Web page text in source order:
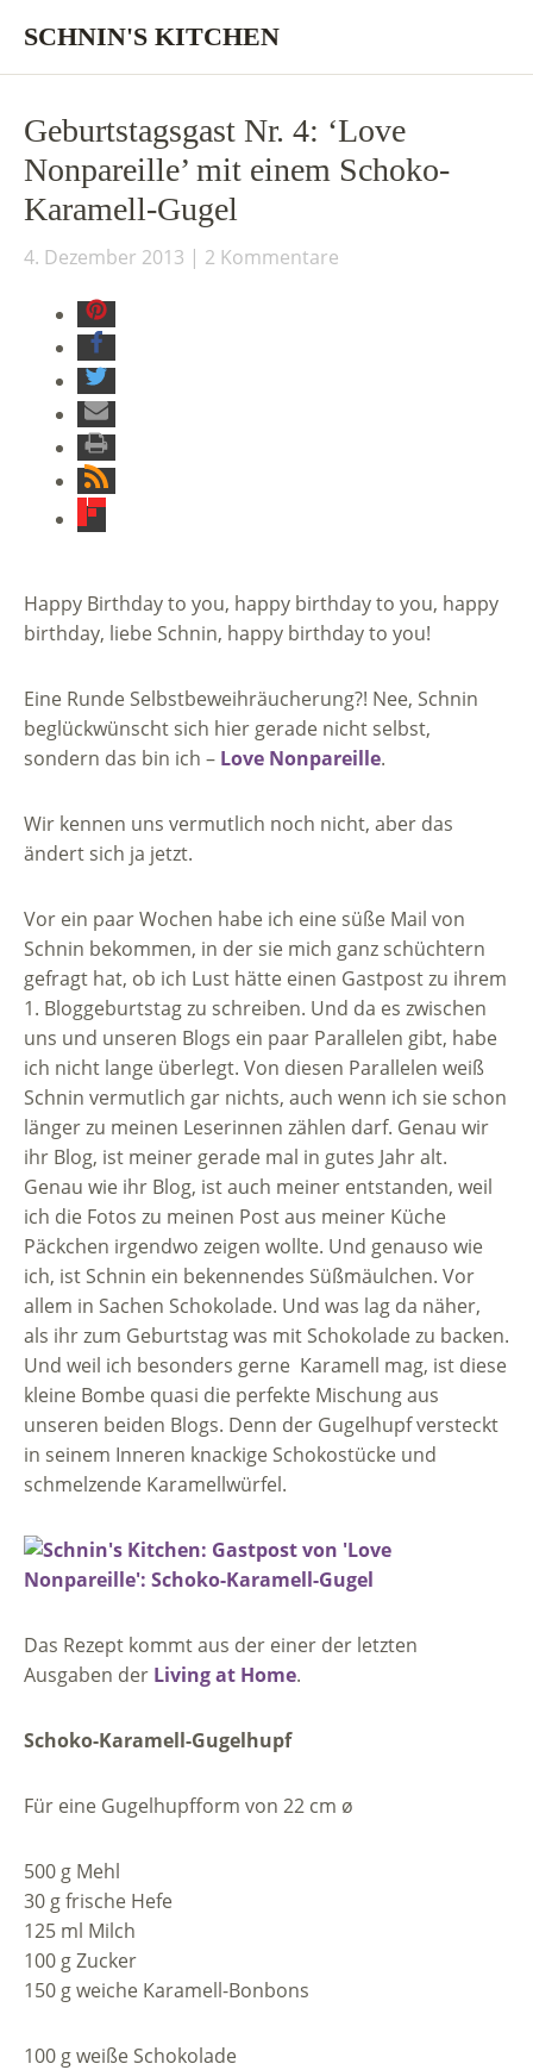
SCHNIN'S KITCHEN
Geburtstagsgast Nr. 4: ‘Love
Nonpareille’ mit einem Schoko-
Karamell-Gugel
4. Dezember 2013 2 Kommentare
Happy Birthday to you, happy birthday to you, happy
birthday, liebe Schnin, happy birthday to you!
Eine Runde Selbstbeweihräucherung?! Nee, Schnin
beglückwünscht sich hier gerade nicht selbst,
sondern das bin ich – Love Nonpareille.
Wir kennen uns vermutlich noch nicht, aber das
ändert sich ja jetzt.
Vor ein paar Wochen habe ich eine süße Mail von
Schnin bekommen, in der sie mich ganz schüchtern
gefragt hat, ob ich Lust hätte einen Gastpost zu ihrem
1. Bloggeburtstag zu schreiben. Und da es zwischen
uns und unseren Blogs ein paar Parallelen gibt, habe
ich nicht lange überlegt. Von diesen Parallelen weiß
Schnin vermutlich gar nichts, auch wenn ich sie schon
länger zu meinen Leserinnen zählen darf. Genau wir
ihr Blog, ist meiner gerade mal in gutes Jahr alt.
Genau wie ihr Blog, ist auch meiner entstanden, weil
ich die Fotos zu meinen Post aus meiner Küche
Päckchen irgendwo zeigen wollte. Und genauso wie
ich, ist Schnin ein bekennendes Süßmäulchen. Vor
allem in Sachen Schokolade. Und was lag da näher,
als ihr zum Geburtstag was mit Schokolade zu backen.
Und weil ich besonders gerne Karamell mag, ist diese
kleine Bombe quasi die perfekte Mischung aus
unseren beiden Blogs. Denn der Gugelhupf versteckt
in seinem Inneren knackige Schokostücke und
schmelzende Karamellwürfel.
Das Rezept kommt aus der einer der letzten
Ausgaben der Living at Home.
Schoko-Karamell-Gugelhupf
Für eine Gugelhupfform von 22 cm ø
500 g Mehl
30 g frische Hefe
125 ml Milch
100 g Zucker
150 g weiche Karamell-Bonbons
100 g weiße Schokolade